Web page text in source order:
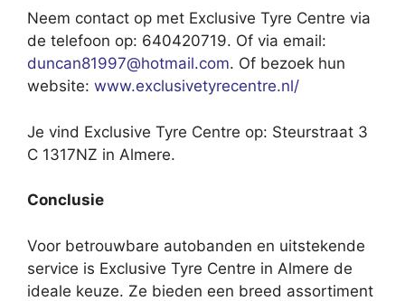
Neem contact op met Exclusive Tyre Centre via
de telefoon op: 640420719. Of via email:
duncan81997@hotmail.com. Of bezoek hun
website: www.exclusivetyrecentre.nl/
Je vind Exclusive Tyre Centre op: Steurstraat 3
C 1317NZ in Almere.
Conclusie
Voor betrouwbare autobanden en uitstekende
service is Exclusive Tyre Centre in Almere de
ideale keuze. Ze bieden een breed assortiment